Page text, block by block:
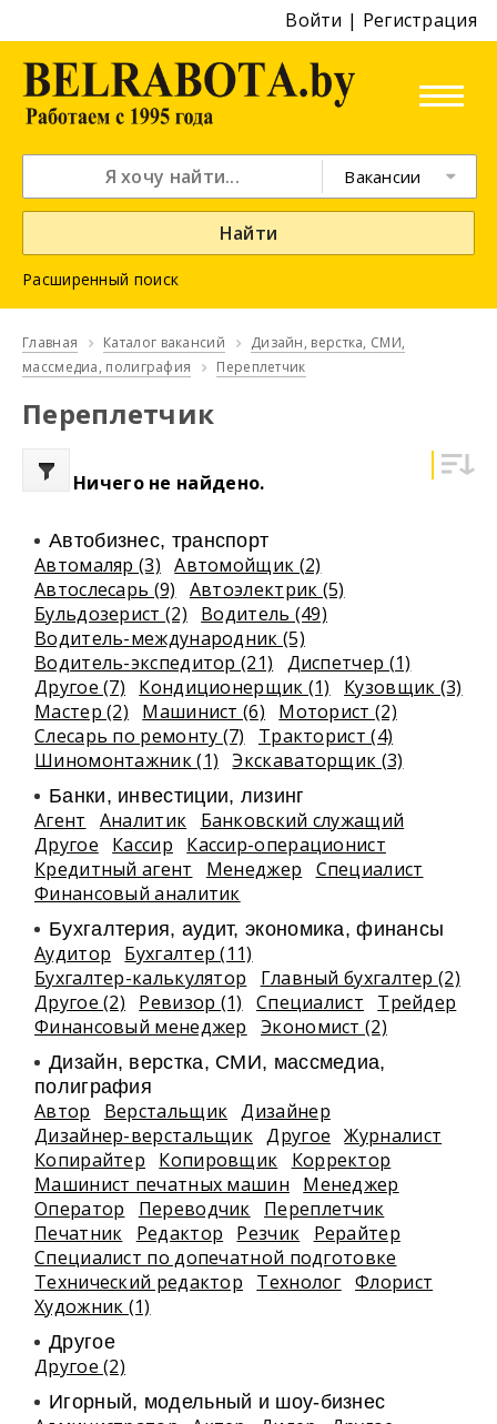
Войти | Регистрация
Вакансии
Найти
Расширенный поиск
Главная Каталог вакансий
Дизайн, верстка, СМИ,
массмедиа, полиграфия
Переплетчик
Переплетчик
Ничего не найдено.
Автобизнес, транспорт
Автомаляр (3)
Автомойщик (2)
Автослесарь (9)
Автоэлектрик (5)
Бульдозерист (2)
Водитель (49)
Водитель-международник (5)
Водитель-экспедитор (21)
Диспетчер (1)
Другое (7)
Кондиционерщик (1)
Кузовщик (3)
Мастер (2)
Машинист (6)
Моторист (2)
Слесарь по ремонту (7)
Тракторист (4)
Шиномонтажник (1)
Экскаваторщик (3)
Банки, инвестиции, лизинг
Агент Аналитик
Банковский служащий
Другое
Кассир
Кассир-операционист
Кредитный агент
Менеджер
Специалист
Финансовый аналитик
Бухгалтерия, аудит, экономика, финансы
Аудитор
Бухгалтер (11)
Бухгалтер-калькулятор
Главный бухгалтер (2)
Другое (2)
Ревизор (1) Специалист
Трейдер
Финансовый менеджер
Экономист (2)
Дизайн, верстка, СМИ, массмедиа,
полиграфия
Автор Верстальщик Дизайнер
Дизайнер-верстальщик Другое
Журналист
Копирайтер
Копировщик
Корректор
Машинист печатных машин
Менеджер
Оператор
Переводчик
Переплетчик
Печатник
Редактор Резчик
Рерайтер
Специалист по допечатной подготовке
Технический редактор
Технолог Флорист
Художник (1)
Другое
Другое (2)
Игорный, модельный и шоу-бизнес